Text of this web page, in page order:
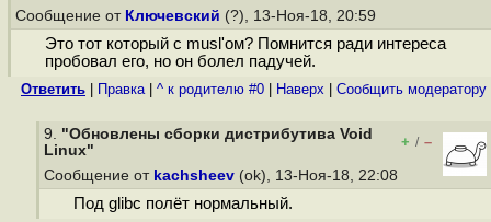
Сообщение от Ключевский (?), 13-Ноя-18, 20:59
Это тот который с musl'ом? Помнится ради интереса
пробовал его, но он болел падучей.
Ответить Правка| ^ к родителю #0 Наверх Cообщить модератору
9. "Обновлены сборки дистрибутива Void
Linux"
+ / –
Сообщение от kachsheev (ok), 13-Ноя-18, 22:08
Под glibc полёт нормальный.